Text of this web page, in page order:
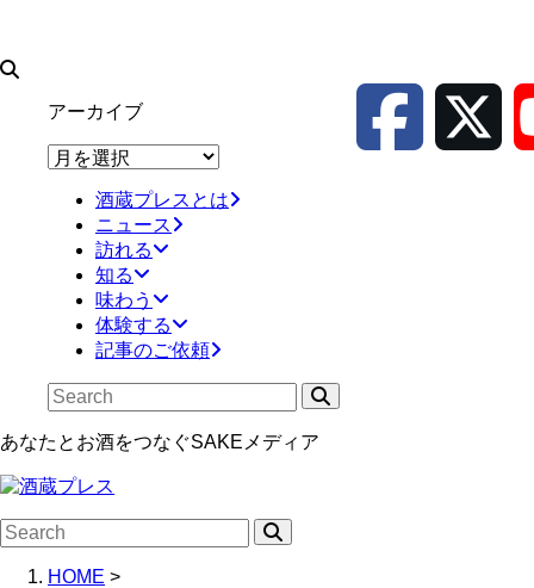
アーカイブ
ア
酒蔵プレスとは
ニュース
訪れる
知る
味わう
体験する
記事のご依頼
あなたとお酒をつなぐSAKEメディア
HOME >